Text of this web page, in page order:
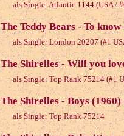
als Single: Atlantic 1144 (USA /
The Teddy Bears - To
als Single: London 20207 (#1
The Shirelles - Will you
als Single: Top Rank 75214 (#1
The Shirelles - Boys (1960)
als Single: Top Rank 75214